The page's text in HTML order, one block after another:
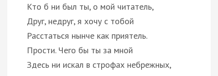
Кто б ни был ты, о мой читатель,
Друг, недруг, я хочу с тобой
Расстаться нынче как приятель.
Прости. Чего бы ты за мной
Здесь ни искал в строфах небрежных,